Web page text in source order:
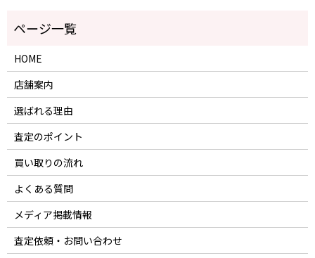
HOME
店舗案内
選ばれる理由
査定のポイント
買い取りの流れ
よくある質問
メディア掲載情報
査定依頼・お問い合わせ